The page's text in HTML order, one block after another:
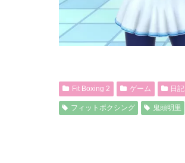
Fit Boxing 2 ゲーム 日記
フィットボクシング 鬼頭明里